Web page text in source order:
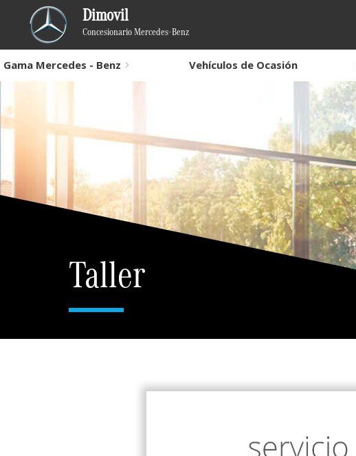
Dimovil
Concesionario Mercedes-Benz
Gama Mercedes - Benz Vehículos de Ocasión
Taller